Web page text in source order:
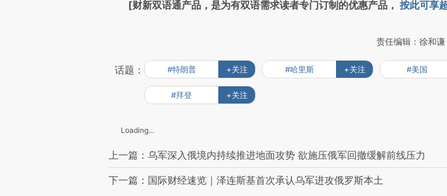
[财新双语通产品，是为有双语需求读者专门订制的优惠产品， 按此可享
责任编辑：徐和
话题： #特朗普 +关注 #哈里斯 +关注 #美国
#拜登 +关注
Loading...
上一篇：乌军深入俄境内持续推进地面攻势 欲施压俄军回撤缓解前线压力
下一篇：国际财经速览｜泽连斯基首次承认乌军进攻俄罗斯本土